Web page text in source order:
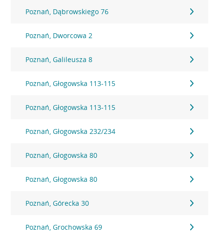
Poznań, Dąbrowskiego 76
Poznań, Dworcowa 2
Poznań, Galileusza 8
Poznań, Głogowska 113-115
Poznań, Głogowska 113-115
Poznań, Głogowska 232/234
Poznań, Głogowska 80
Poznań, Głogowska 80
Poznań, Górecka 30
Poznań, Grochowska 69